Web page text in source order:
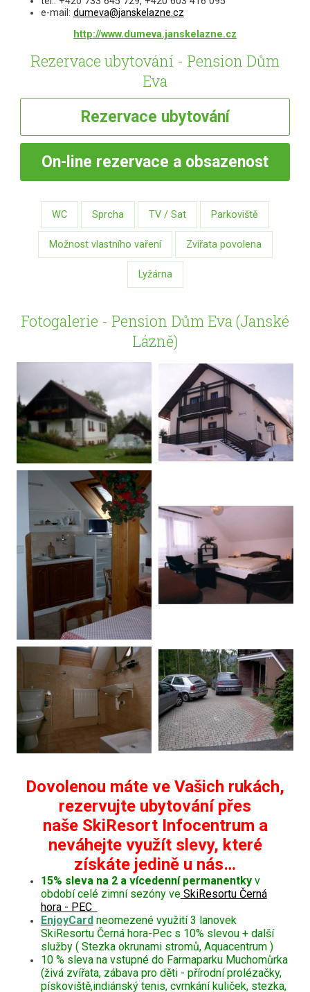
e-mail: dumeva@janskelazne.cz
http://www.dumeva.janskelazne.cz
Rezervace ubytování - Pension Dům
Eva
Rezervace ubytování
On-line rezervace a obsazenost
WC Sprcha TV / Sat Parkoviště
Možnost vlastního vaření Zvířata povolena
Lyžárna
Fotogalerie - Pension Dům Eva (Janské
Lázně)
Dovolenou máte ve Vašich rukách,
rezervujte ubytování přes
naše SkiResort Infocentrum a
neváhejte využít slevy, které
získáte jedině u nás…
15% sleva na 2 a vícedenní permanentkyv
období celé zimní sezóny veSkiResortu Černá
hora - PEC
EnjoyCard neomezené využití 3 lanovek
SkiResortu Černá hora-Pec s 10% slevou + další
služby ( Stezka okrunami stromů, Aquacentrum )
10 % sleva na vstupné do Farmaparku Muchomůrka
(živá zvířata, zábava pro děti - přírodní prolézačky,
pískoviště,indiánský tenis, cvrnkání kuliček, stezka,